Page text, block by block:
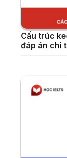
Cấu trúc
đáp án chi